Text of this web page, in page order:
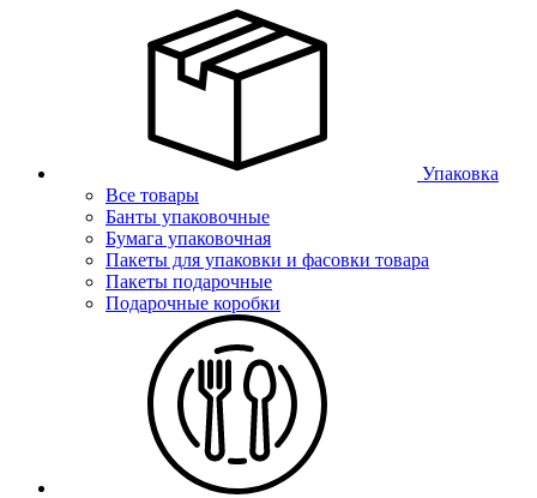
Упаковка
Все товары
Банты упаковочные
Бумага упаковочная
Пакеты для упаковки и фасовки товара
Пакеты подарочные
Подарочные коробки